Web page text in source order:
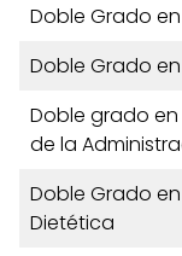
Doble Grado
Doble Grado
Doble grado
de la
Doble Grado
Dietética